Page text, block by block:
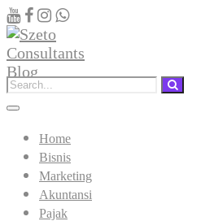
Home
Bisnis
Marketing
Akuntansi
Pajak